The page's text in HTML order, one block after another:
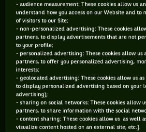
révolution? Sachant que
teste beaucoup, mais on ne
presque jamais rien, il y a
les matchs marathon ont
heures devant eux.
C’est une véritable boucherie. A ceux qui
entendu parler du « Fast4 », passez le
désosser ses temps morts et éplucher
inutile. La formule express obtenue est
- audience measurement: These cookies allow us
understand how you access on our Website and to
of visitors to our Site;
- non-personalized advertising: These cookies
partners, to display advertisements that are not
to your profile;
- personalized advertising: These cookies allow us
partners, to offer you personalized advertising,
interests;
- geolocated advertising: These cookies allow us
to display personalized advertising based on your
advertising);
- sharing on social networks: These cookies allow
partners, to share information with the social
- content sharing: These cookies allow us as well
visualize content hosted on an external site; etc.].